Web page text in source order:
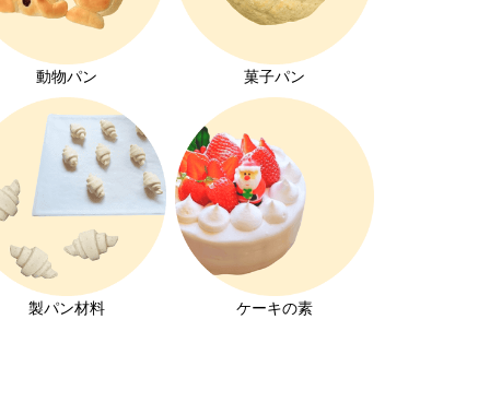
動物パン 菓子パン
製パン材料 ケーキの素